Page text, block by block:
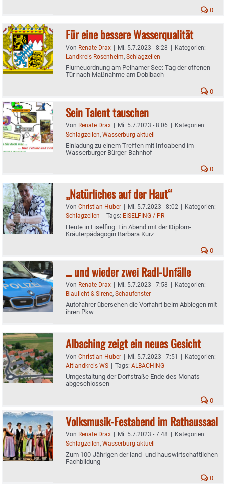
0
Für eine bessere Wasserqualität
Von Renate Drax | Mi. 5.7.2023 - 8:28 | Kategorien:
Landkreis Rosenheim, Schlagzeilen
Flurneuordnung am Pelhamer See: Tag der offenen
Tür nach Maßnahme am Doblbach
0
Sein Talent tauschen
Von Renate Drax | Mi. 5.7.2023 - 8:06 | Kategorien:
Schlagzeilen, Wasserburg aktuell
Einladung zu einem Treffen mit Infoabend im
Wasserburger Bürger-Bahnhof
0
„Natürliches auf der Haut“
Von Christian Huber | Mi. 5.7.2023 - 8:02 | Kategorien:
Schlagzeilen | Tags: EISELFING / PR
Heute in Eiselfing: Ein Abend mit der Diplom-
Kräuterpädagogin Barbara Kurz
0
… und wieder zwei Radl-Unfälle
Von Renate Drax | Mi. 5.7.2023 - 7:58 | Kategorien:
Blaulicht & Sirene, Schaufenster
Autofahrer übersehen die Vorfahrt beim Abbiegen mit
ihren Pkw
Albaching zeigt ein neues Gesicht
Von Christian Huber | Mi. 5.7.2023 - 7:51 | Kategorien:
Altlandkreis WS | Tags: ALBACHING
Umgestaltung der Dorfstraße Ende des Monats
abgeschlossen
0
Volksmusik-Festabend im Rathaussaal
Von Renate Drax | Mi. 5.7.2023 - 7:48 | Kategorien:
Schlagzeilen, Wasserburg aktuell
Zum 100-Jährigen der land- und hauswirtschaftlichen
Fachbildung
0